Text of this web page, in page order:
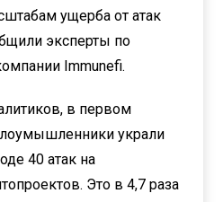
ущерба от атак
эксперты по
Immunefi.
в первом
украли
40 атак на
Это в 4,7 раза